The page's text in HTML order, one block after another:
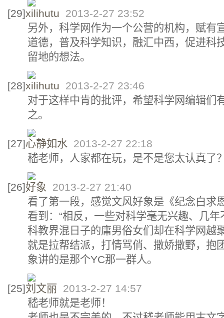
[29]xilihutu 2013-2-27 23:52
另外，科学网作为一个公营的机构，赋有
道德，普及科学知识，融汇中西，促进科
留地的想法。
[28]xilihutu 2013-2-27 23:46
对于这样中肯的批评，希望科学网编辑们
之。
[27]心静如水 2013-2-27 22:18
嵇老师，人家都在玩，是不是您太认真了
[26]好象 2013-2-27 21:40
看了第一段，感觉文风好象是《纪念白求
看到：“相反，一些对科学毫无兴趣、几
科教界混日子的庸男俗女们却在科学网越
就是拉帮结派，打情骂俏、撒娇撒野，抱
象讲的是那个YC那一群人。
[25]刘文丽 2013-2-27 14:57
嵇老师就是老师！